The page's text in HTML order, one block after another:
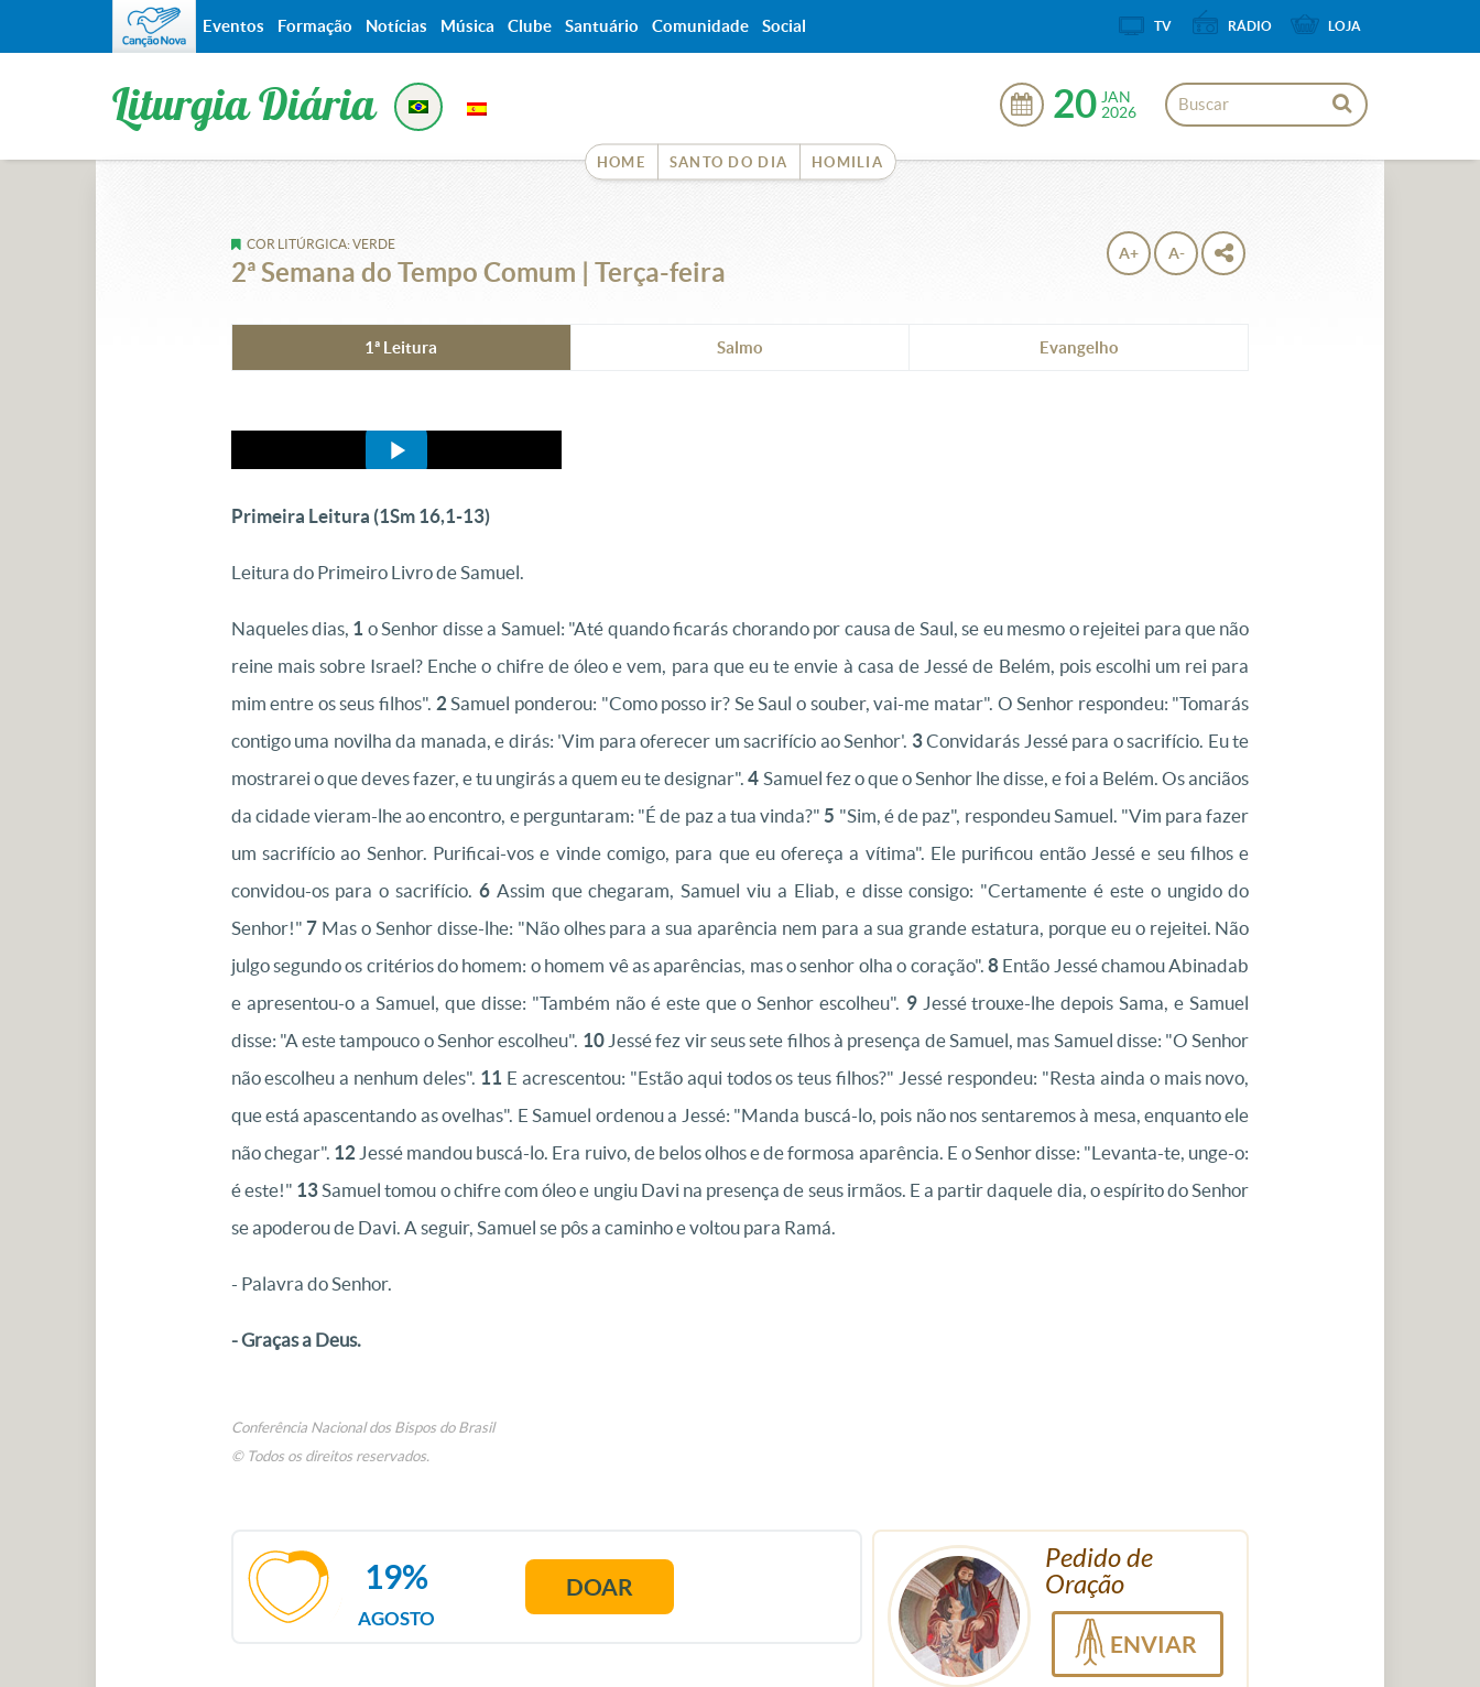
Liturgia Diária
HOME SANTO DO DIA HOMILIA
20 JAN
2026
COR LITÚRGICA: VERDE
2ª Semana do Tempo Comum | Terça-feira
A+ A-
1ª Leitura Salmo Evangelho
Primeira Leitura (1Sm 16,1-13)
Leitura do Primeiro Livro de Samuel.
Naqueles dias, 1 o Senhor disse a Samuel: "Até quando ficarás chorando por causa de Saul, se eu mesmo o rejeitei para que não
reine mais sobre Israel? Enche o chifre de óleo e vem, para que eu te envie à casa de Jessé de Belém, pois escolhi um rei para
mim entre os seus filhos". 2 Samuel ponderou: "Como posso ir? Se Saul o souber, vai-me matar". O Senhor respondeu: "Tomarás
contigo uma novilha da manada, e dirás: 'Vim para oferecer um sacrifício ao Senhor'. 3Convidarás Jessé para o sacrifício. Eu te
mostrarei o que deves fazer, e tu ungirás a quem eu te designar".4 Samuel fez o que o Senhor lhe disse, e foi a Belém. Os anciãos
da cidade vieram-lhe ao encontro, e perguntaram: "É de paz a tua vinda?"5 "Sim, é de paz", respondeu Samuel. "Vim para fazer
um sacrifício ao Senhor. Purificai-vos e vinde comigo, para que eu ofereça a vítima". Ele purificou então Jessé e seu filhos e
convidou-os para o sacrifício. 6Assim que chegaram, Samuel viu a Eliab, e disse consigo: "Certamente é este o ungido do
Senhor!"7 Mas o Senhor disse-lhe: "Não olhes para a sua aparência nem para a sua grande estatura, porque eu o rejeitei. Não
julgo segundo os critérios do homem: o homem vê as aparências, mas o senhor olha o coração". 8Então Jessé chamou Abinadab
e apresentou-o a Samuel, que disse: "Também não é este que o Senhor escolheu". 9 Jessé trouxe-lhe depois Sama, e Samuel
disse: "A este tampouco o Senhor escolheu". 10Jessé fez vir seus sete filhos à presença de Samuel, mas Samuel disse: "O Senhor
não escolheu a nenhum deles". 11 E acrescentou: "Estão aqui todos os teus filhos?" Jessé respondeu: "Resta ainda o mais novo,
que está apascentando as ovelhas". E Samuel ordenou a Jessé: "Manda buscá-lo, pois não nos sentaremos à mesa, enquanto ele
não chegar". 12 Jessé mandou buscá-lo. Era ruivo, de belos olhos e de formosa aparência. E o Senhor disse: "Levanta-te, unge-o:
é este!" 13Samuel tomou o chifre com óleo e ungiu Davi na presença de seus irmãos. E a partir daquele dia, o espírito do Senhor
se apoderou de Davi. A seguir, Samuel se pôs a caminho e voltou para Ramá.
- Palavra do Senhor.
- Graças a Deus.
Conferência Nacional dos Bispos do Brasil
© Todos os direitos reservados.
AGOSTO
19% DOAR
Pedido de
Oração
ENVIAR
Eventos Formação Notícias Música Clube Santuário Comunidade Social TV RÁDIO LOJA